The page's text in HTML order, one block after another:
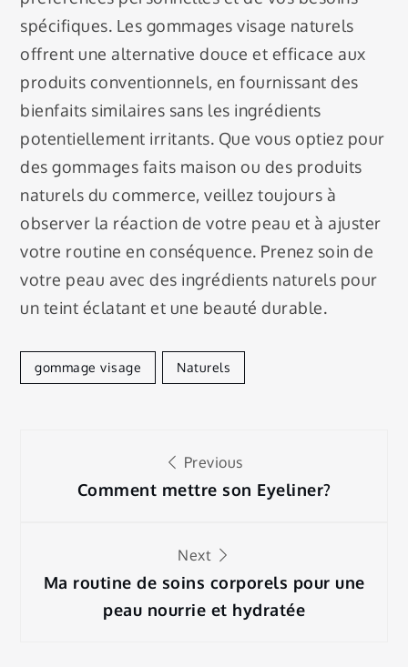
spécifiques. Les gommages visage naturels
offrent une alternative douce et efficace aux
produits conventionnels, en fournissant des
bienfaits similaires sans les ingrédients
potentiellement irritants. Que vous optiez pour
des gommages faits maison ou des produits
naturels du commerce, veillez toujours à
observer la réaction de votre peau et à ajuster
votre routine en conséquence. Prenez soin de
votre peau avec des ingrédients naturels pour
un teint éclatant et une beauté durable.
gommage visage Naturels
Navigation
Previous
Comment mettre son Eyeliner?
Next
Ma routine de soins corporels pour une
peau nourrie et hydratée